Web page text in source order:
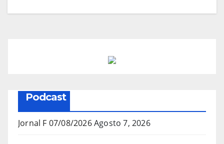
Podcast
Jornal F 07/08/2026Agosto 7, 2026